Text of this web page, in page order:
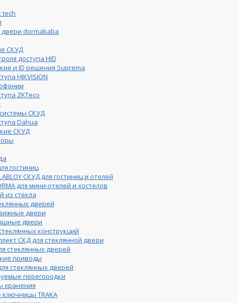
tech
dormakaba
СКУД
доступа HID
и ID решения Suprema
HIKVISION
ZKTeco
СКУД
Dahua
СКУД
гостиниц
СКУД для гостиниц и отелей
для мини-отелей и хостелов
из стекла
дверей
двери
двери
конструкций
СКД для стеклянной двери
стеклянных дверей
приводы
стеклянных дверей
перегородки
хранения
TRAKA